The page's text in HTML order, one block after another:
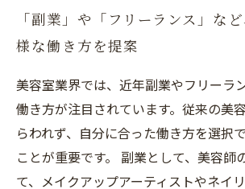
「副業」や「フリーランス」な
様な働き方を提案
美容室業界では、近年副業やフリーラ
働き方が注目されています。従来の美
らわれず、自分に合った働き方を選択
ことが重要です。 副業として、美容師
て、メイクアップアーティストやネイ